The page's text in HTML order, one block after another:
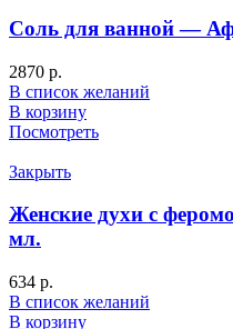
Соль для ванной —
2870 р.
В список желаний
В корзину
Посмотреть
Закрыть
Женские духи с
мл.
634 р.
В список желаний
В корзину